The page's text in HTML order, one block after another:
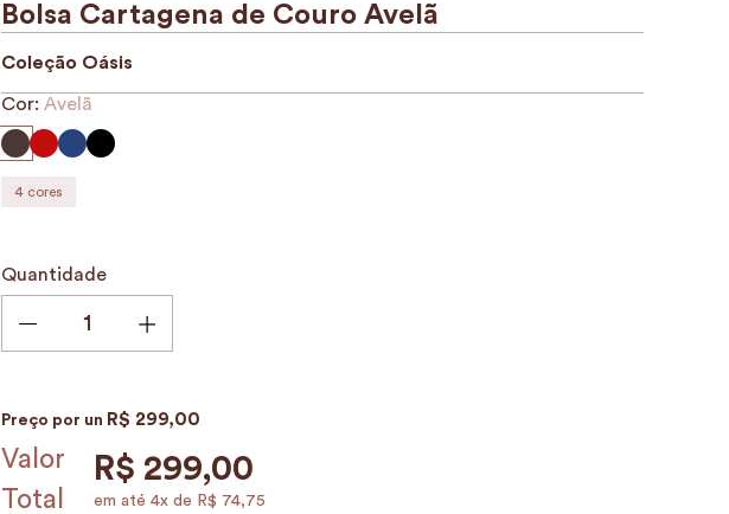
Bolsa Cartagena de Couro Avelã
Coleção Oásis
Cor: Avelã
4 cores
Quantidade
Preço por un R$ 299,00
Valor
Total
R$ 299,00
em até 4x de R$ 74,75